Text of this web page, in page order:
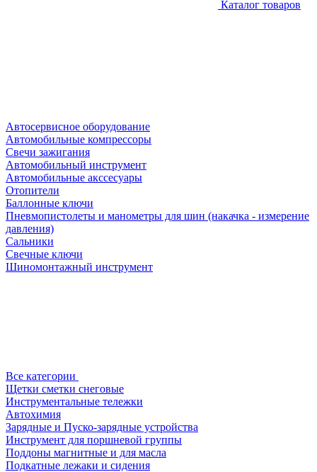
Каталог товаров
Автосервисное оборудование
Автомобильные компрессоры
Свечи зажигания
Автомобильный инструмент
Автомобильные акссесуары
Отопители
Баллонные ключи
Пневмопистолеты и манометры для шин (накачка - измерение
давления)
Сальники
Свечные ключи
Шиномонтажный инструмент
Все категории
Щетки сметки снеговые
Инструментальные тележки
Автохимия
Зарядные и Пуско-зарядные устройства
Инструмент для поршневой группы
Поддоны магнитные и для масла
Подкатные лежаки и сидения